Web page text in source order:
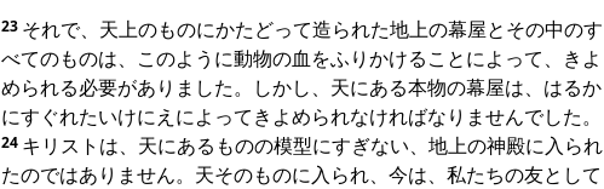
23 それで、天上のものにかたどって造られた地上の幕屋とその中のす
べてのものは、このように動物の血をふりかけることによって、きよ
められる必要がありました。しかし、天にある本物の幕屋は、はるか
にすぐれたいけにえによってきよめられなければなりませんでした。
24 キリストは、天にあるものの模型にすぎない、地上の神殿に入られ
たのではありません。天そのものに入られ、今は、私たちの友として